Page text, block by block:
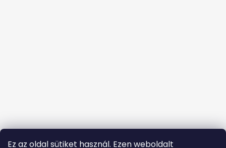
Ez az oldal sütiket használ. Ezen weboldalt